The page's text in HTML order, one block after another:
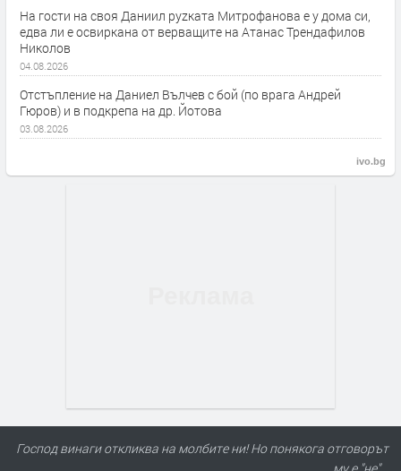
На гости на своя Даниил руzката Митрофанова е у дома си,
едва ли е освиркана от верващите на Атанас Трендафилов
Николов
04.08.2026
Отстъпление на Даниел Вълчев с бой (по врага Андрей
Гюров) и в подкрепа на др. Йотова
03.08.2026
ivo.bg
Господ винаги откликва на молбите ни! Но понякога отговорът
му е "не"...